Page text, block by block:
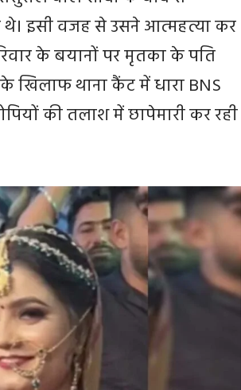
थे। इसी वजह से उसने आत्महत्या कर
के बयानों पर मृतका के पति
खिलाफ थाना कैंट में धारा BNS
की तलाश में छापेमारी कर रही